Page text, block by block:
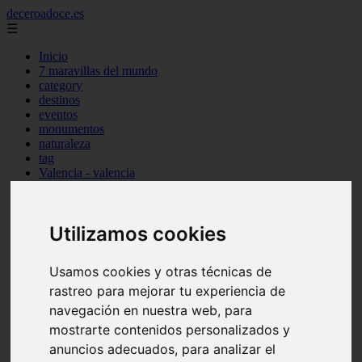
Utilizamos cookies
Usamos cookies y otras técnicas de
rastreo para mejorar tu experiencia de
navegación en nuestra web, para
mostrarte contenidos personalizados y
anuncios adecuados, para analizar el
deceroadoce.es
☰
Inicio
7 maravillas del mundo
category
destinos
eventos
monumentos
naturaleza
tag
Valencia - valencia
Sevilla - bormujos
Santa-cruz-de-tenerife - santiago-del-teide
Murcia - murcia
Alicante - benidorm
Alicante - finestrat
Almería - mojácar
Alicante - orihuela
Huesca - jaca